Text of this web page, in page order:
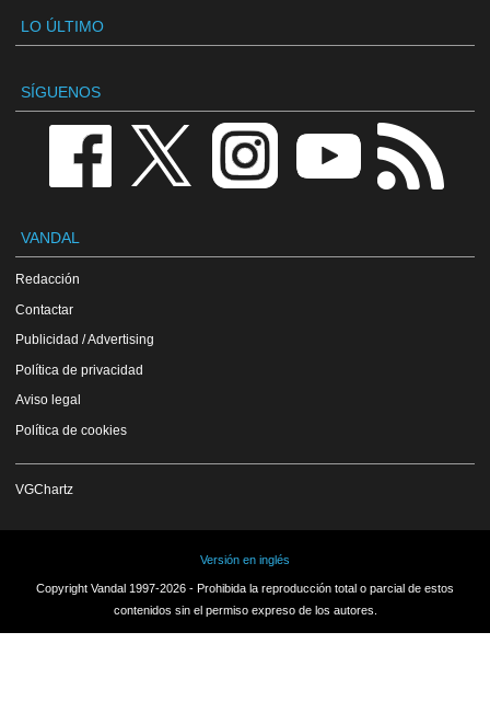
LO ÚLTIMO
SÍGUENOS
VANDAL
Redacción
Contactar
Publicidad / Advertising
Política de privacidad
Aviso legal
Política de cookies
VGChartz
Versión en inglés
Copyright Vandal 1997-2026 - Prohibida la reproducción total o parcial de estos
contenidos sin el permiso expreso de los autores.